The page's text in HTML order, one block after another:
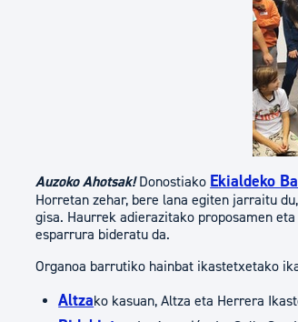
Auzoko Ahotsak! Donostiako Ekialdeko
Horretan zehar, bere lana egiten jarraitu
gisa. ​​​​​​Haurrek adierazitako proposamen
esparrura bideratu da.
Organoa barrutiko hainbat ikastetxetako
Altzako kasuan, Altza eta Herrera